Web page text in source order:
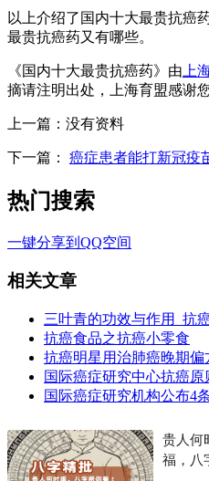
以上介绍了国内十大最贵抗癌
最贵抗癌药又有哪些。
《国内十大最贵抗癌药》由 上
摘请注明出处，上海育盟感谢
上一篇： 没有资料
下一篇： 癌症患者能打新冠疫
热门搜索
一键分享到QQ空间
相关文章
三叶青的功效与作用_抗
抗癌食品之抗癌小零食
抗癌明星用治肺癌晚期
国际癌症研究中心抗癌原
国际癌症研究机构公布4
贵人何
福，八